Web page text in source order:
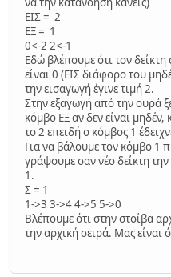
ΕΙΣ = 2
ΕΞ = 1
0<-2 2<-1
Εδώ βλέπουμε ότι τον
είναι 0 (ΕΙΣ διάφορο του
την εισαγωγή έγινε τιμή 2.
Στην εξαγωγή από την ουρά
κόμβο ΕΞ αν δεν είναι
το 2 επειδή ο κόμβος 1
Για να βάλουμε τον κόμβο 1
γράψουμε σαν νέο δείκτη
1.
Σ = 1
1->3 3->4 4->5 5->0
Βλέπουμε ότι στην στοίβα
την αρχική σειρά. Μας είναι